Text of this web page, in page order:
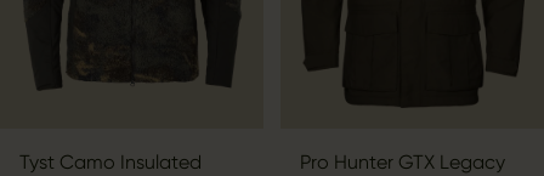
Tyst Camo Insulated
Pro Hunter GTX Legacy